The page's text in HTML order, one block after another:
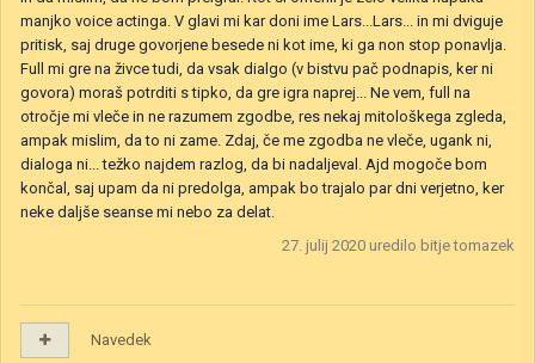
manjko voice actinga. V glavi mi kar doni ime Lars...Lars... in mi dviguje
pritisk, saj druge govorjene besede ni kot ime, ki ga non stop ponavlja.
Full mi gre na živce tudi, da vsak dialgo (v bistvu pač podnapis, ker ni
govora) moraš potrditi s tipko, da gre igra naprej... Ne vem, full na
otročje mi vleče in ne razumem zgodbe, res nekaj mitološkega zgleda,
ampak mislim, da to ni zame. Zdaj, če me zgodba ne vleče, ugank ni,
dialoga ni... težko najdem razlog, da bi nadaljeval. Ajd mogoče bom
končal, saj upam da ni predolga, ampak bo trajalo par dni verjetno, ker
neke daljše seanse mi nebo za delat.
27. julij 2020 uredilo bitje tomazek
Navedek